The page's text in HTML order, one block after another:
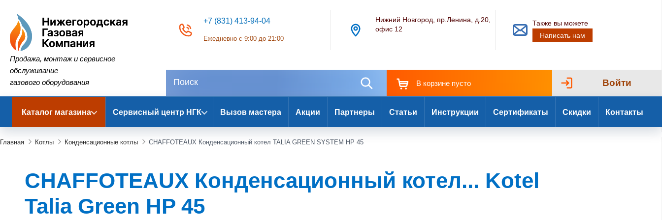
Нижегородская Газовая Компания
Продажа, монтаж и сервисное
обслуживание
газового оборудования
+7 (831) 413-94-04
Ежедневно с 9:00 до 21:00
Нижний Новгород, пр.Ленина, д.20,
офис 12
Также вы можете
Написать нам
В корзине пусто Войти
Каталог магазина Сервисный центр НГК Вызов мастера Акции Партнеры Статьи Инструкции Сертификаты Скидки Контакты
Главная Котлы Конденсационные котлы CHAFFOTEAUX Конденсационный котел TALIA GREEN SYSTEM HP 45
CHAFFOTEAUX Конденсационный котел... Kotel
Talia Green HP 45